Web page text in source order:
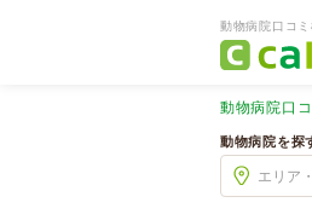
動物病院口コ
動物病院口
動物病院を探